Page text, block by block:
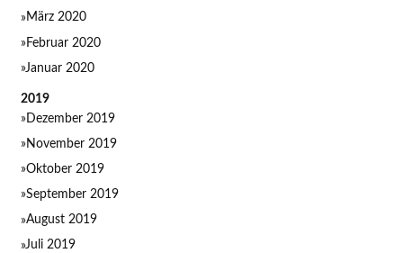
März 2020
Februar 2020
Januar 2020
2019
Dezember 2019
November 2019
Oktober 2019
September 2019
August 2019
Juli 2019